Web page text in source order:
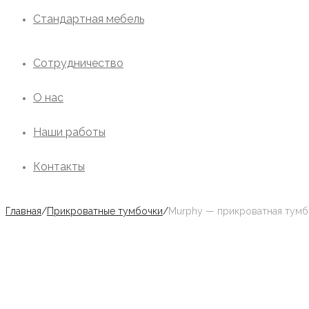
Стандартная мебель
Сотрудничество
О нас
Наши работы
Контакты
Главная/Прикроватные тумбочки/Murphy — прикроватная